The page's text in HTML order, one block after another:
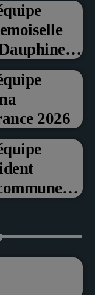
et
aux
2026
2026